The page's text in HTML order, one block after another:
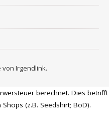
von Irgendlink.
berechnet. Dies betrifft
(z.B. Seedshirt; BoD).